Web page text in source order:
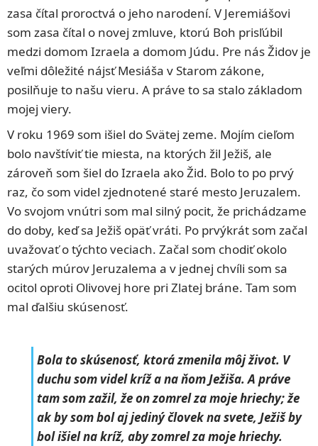
zasa čítal proroctvá o jeho narodení. V Jeremiášovi
som zasa čítal o novej zmluve, ktorú Boh prisľúbil
medzi domom Izraela a domom Júdu. Pre nás Židov je
veľmi dôležité nájsť Mesiáša v Starom zákone,
posilňuje to našu vieru. A práve to sa stalo základom
mojej viery.
V roku 1969 som išiel do Svätej zeme. Mojím cieľom
bolo navštíviť tie miesta, na ktorých žil Ježiš, ale
zároveň som šiel do Izraela ako Žid. Bolo to po prvý
raz, čo som videl zjednotené staré mesto Jeruzalem.
Vo svojom vnútri som mal silný pocit, že prichádzame
do doby, keď sa Ježiš opäť vráti. Po prvýkrát som začal
uvažovať o týchto veciach. Začal som chodiť okolo
starých múrov Jeruzalema a v jednej chvíli som sa
ocitol oproti Olivovej hore pri Zlatej bráne. Tam som
mal ďalšiu skúsenosť.
Bola to skúsenosť, ktorá zmenila môj život. V
duchu som videl kríž a na ňom Ježiša. A práve
tam som zažil, že on zomrel za moje hriechy; že
ak by som bol aj jediný človek na svete, Ježiš by
bol išiel na kríž, aby zomrel za moje hriechy.